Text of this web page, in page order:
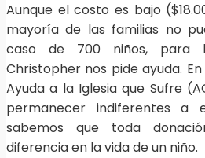
Aunque el costo es bajo
mayoría de las familias no
caso de 700 niños, para
Christopher nos pide ayuda.
Ayuda a la Iglesia que Sufre
permanecer indiferentes a
sabemos que toda
diferencia en la vida de un niño.